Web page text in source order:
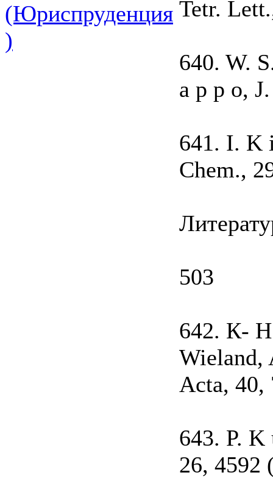
(Юриспруденция
)
Tetr.
640. W.
a p p o,
641. I. K
Chem.,
503
642. К- H
Wieland,
Acta, 40,
643. P.
26, 4592